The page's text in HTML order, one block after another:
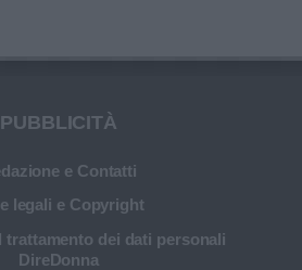
PUBBLICITÀ
e Contatti
legali e Copyright
trattamento dei dati personali
DireDonna